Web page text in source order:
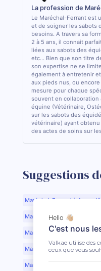
La profession de
Le Maréchal-Ferrant est
et de soigner les sabots
besoins. A travers sa
2 à 5 ans, il connait
liées aux sabots des
etc... Bien que son titre
son expertise ne se
également à entretenir
aux pieds nus, ou
mesure pour chaque
souvent en collaboration
équine (Vétérinaire,
sur les sabots des
vétérinaire) ayant
des actes de soins sur
Suggestions
Maréchal-Ferrant à
Maréchal-Ferrant à Aurillac
Maréchal-Ferrant à
Maréchal-Ferrant à Bar-le-
Maréchal-Ferrant à Beauvais
Hello 👋🏼
C'est nous
Valkae utilise des
ceux que vous